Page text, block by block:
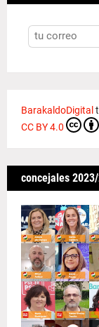
BarakaldoDigital
CC BY 4.0
concejales